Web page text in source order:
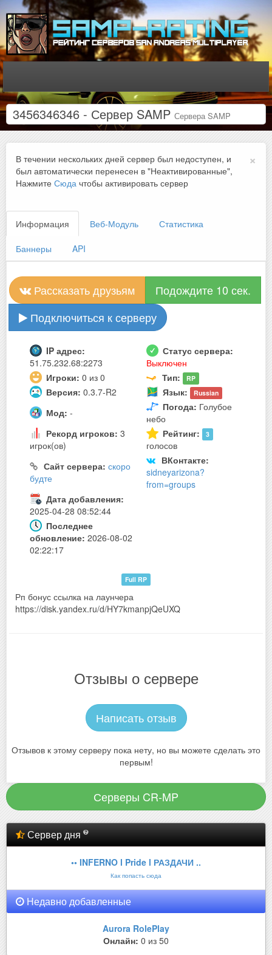
3456346346 - Сервер SAMP Сервера SAMP
×
В течении нескольких дней сервер был недоступен, и
был автоматически перенесен в "Неактивированные",
Нажмите Сюда чтобы активировать сервер
Информация Веб-Модуль Статистика
Баннеры API
Рассказать друзьям
Подождите 10 сек.
Подключиться к серверу
IP адрес:
51.75.232.68:2273
Статус сервера:
Выключен
Игроки: 0 из 0 Тип: RP
Версия: 0.3.7-R2 Язык: Russian
Мод: - Погода: Голубое
небо
Рекорд игроков: 3
игрок(ов)
Рейтинг: 3
голосов
Сайт сервера: скоро
будте
ВКонтакте:
sidneyarizona?
from=groups
Дата добавления:
2025-04-28 08:52:44
Последнее
обновление: 2026-08-02
02:22:17
Full RP
Рп бонус ссылка на лаунчера
https://disk.yandex.ru/d/HY7kmanpjQeUXQ
Отзывы о сервере
Написать отзыв
Отзывов к этому серверу пока нету, но вы можете сделать это
первым!
Серверы CR-MP
Сервер дня
•• INFERNO l Pride l РАЗДАЧИ ..
Как попасть сюда
Недавно добавленные
Aurora RolePlay
Онлайн: 0 из 50